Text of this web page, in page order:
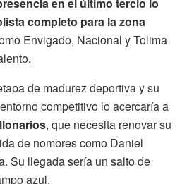
completo para la zona
Envigado, Nacional y Tolima
de madurez deportiva y su
competitivo lo acercaría a
, que necesita renovar su
de nombres como Daniel
Su llegada sería un salto de
azul.